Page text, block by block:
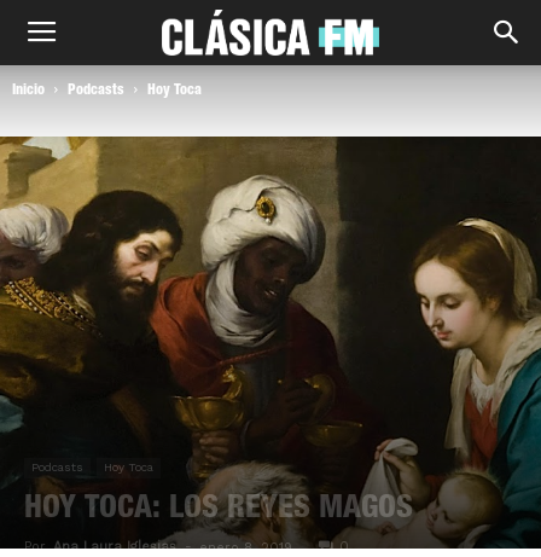
Inicio Podcasts Hoy Toca
Podcasts Hoy Toca
HOY TOCA: LOS REYES MAGOS
Por Ana Laura Iglesias - enero 8, 2019 0